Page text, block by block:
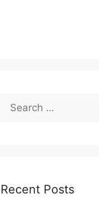
Search
for:
Recent Posts